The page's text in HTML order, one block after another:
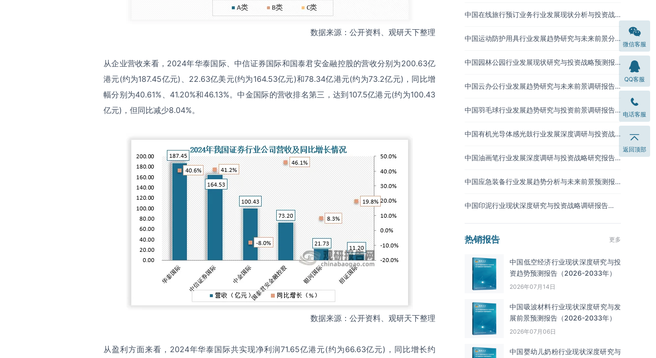
数据来源：公开资料、观研天下整理
从企业营收来看，2024年华泰国际、中信证券国际和国泰君安金融控股的营收分别为200.63亿
港元(约为187.45亿元)、22.63亿美元(约为164.53亿元)和78.34亿港元(约为73.2亿元)，同比增
幅分别为40.61%、41.20%和46.13%。中金国际的营收排名第三，达到107.5亿港元(约为100.43
亿元)，但同比减少8.04%。
数据来源：公开资料、观研天下整理
从盈利方面来看，2024年华泰国际共实现净利润71.65亿港元(约为66.63亿元)，同比增长约
中国在线旅行预订业务行业发展现状分析与投资战
中国运动防护用具行业发展趋势研究与未来前景分
中国园林公园行业发展现状研究与投资战略预测报
中国云办公行业发展趋势研究与未来前景调研报告
中国羽毛球行业发展趋势研究与投资前景调研报告
中国有机光导体感光鼓行业发展深度调研与投资战
中国油画笔行业发展深度调研与投资战略研究报告
中国应急装备行业发展趋势分析与未来前景预测报
中国印泥行业现状深度研究与投资战略调研报告
热销报告 更多
中国低空经济行业现状深度研究与投
资趋势预测报告（2026-2033年）
2026年07月14日
中国吸波材料‌‌‌行业现状深度研究与发
展前景预测报告（2026-2033年）
2026年07月06日
中国婴幼儿奶粉行业现状深度研究与
微信客服
QQ客服
电话客服
返回顶部